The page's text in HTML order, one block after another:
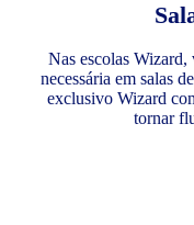
Nas escolas Wizard,
necessária em salas
exclusivo Wizard
tornar